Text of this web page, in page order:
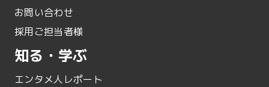
お問い合わせ
採用ご担当者様
知る・学ぶ
エンタメ人レポート